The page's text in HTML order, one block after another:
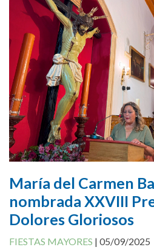
María del Carmen
nombrada XXVIII
Dolores Gloriosos
FIESTAS MAYORES | 05/09/2025